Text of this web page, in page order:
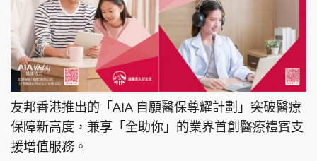
友邦香港推出的「AIA 自願醫保尊耀計劃」突破醫療
保障新高度，兼享「全助你」的業界首創醫療禮賓支
援增值服務。